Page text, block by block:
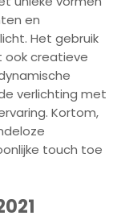
en
Het gebruik
ook creatieve
verlichting met
Kortom,
touch toe